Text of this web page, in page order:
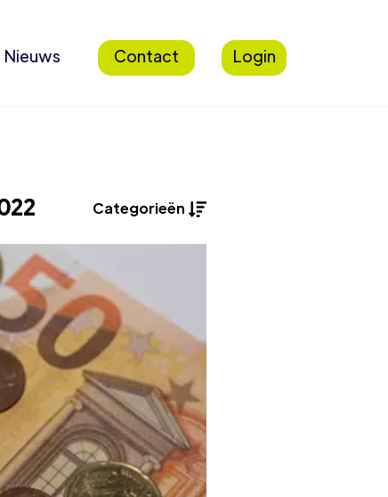
Nieuws Contact Login
Categorieën